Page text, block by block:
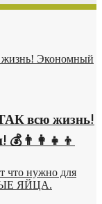
Экономный
всю жизнь!
💰👨👩👧👦
нужно для
ЯЙЦА.